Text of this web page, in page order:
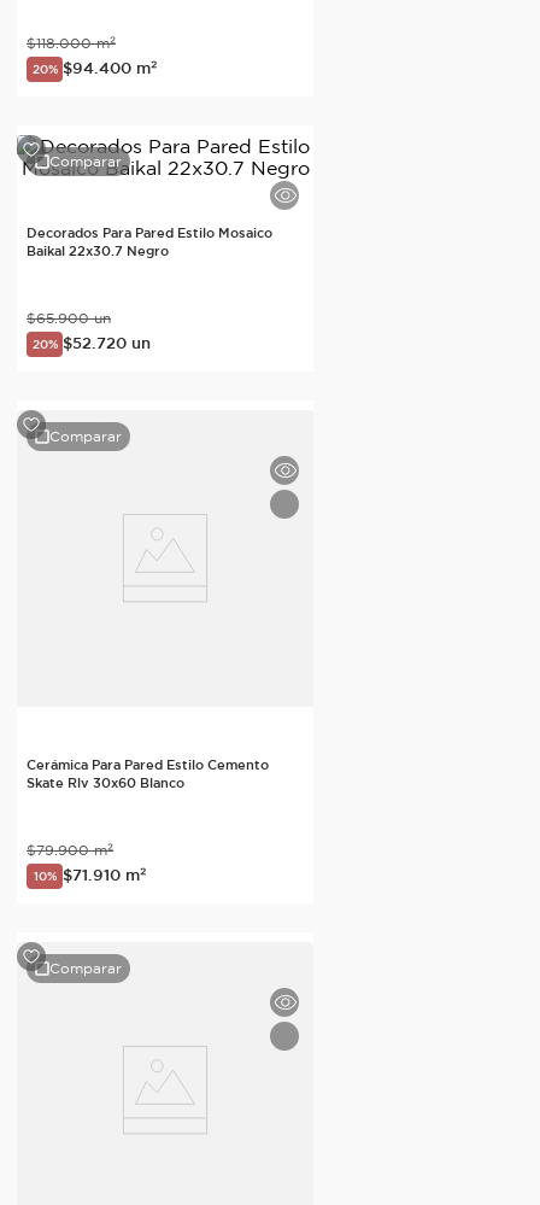
$118.000 m²
20% $94.400 m²
Comparar
Decorados Para Pared Estilo Mosaico
Baikal 22x30.7 Negro
$65.900 un
20% $52.720 un
Comparar
Cerámica Para Pared Estilo Cemento
Skate Rlv 30x60 Blanco
$79.900 m²
10% $71.910 m²
Comparar